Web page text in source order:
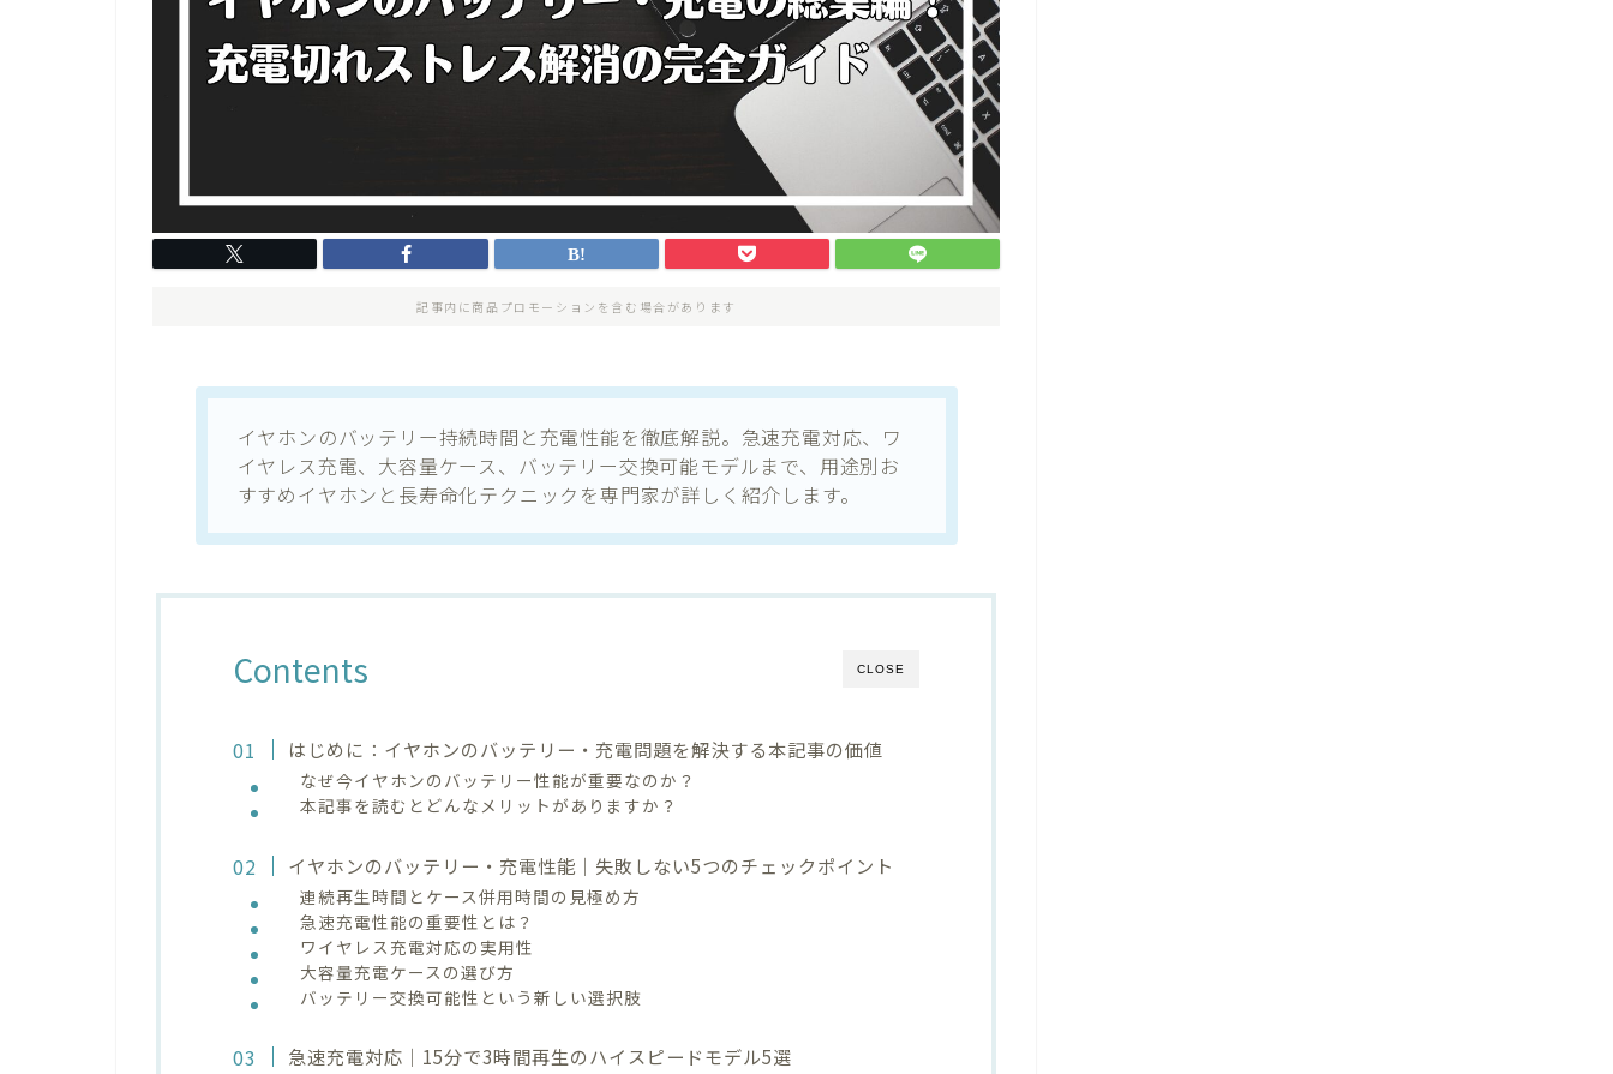
記事内に商品プロモーションを含む場合があります
イヤホンのバッテリー持続時間と充電性能を徹底解説。急速充電対応、ワ
イヤレス充電、大容量ケース、バッテリー交換可能モデルまで、用途別お
すすめイヤホンと長寿命化テクニックを専門家が詳しく紹介します。
CLOSE
Contents
はじめに：イヤホンのバッテリー・充電問題を解決する本記事の価値
なぜ今イヤホンのバッテリー性能が重要なのか？
本記事を読むとどんなメリットがありますか？
イヤホンのバッテリー・充電性能｜失敗しない5つのチェックポイント
連続再生時間とケース併用時間の見極め方
急速充電性能の重要性とは？
ワイヤレス充電対応の実用性
大容量充電ケースの選び方
バッテリー交換可能性という新しい選択肢
急速充電対応｜15分で3時間再生のハイスピードモデル5選